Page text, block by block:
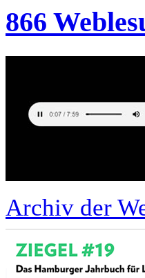
866
Archiv der